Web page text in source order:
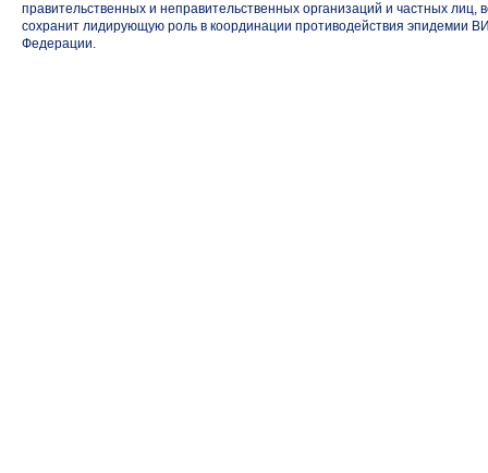
правительственных и неправительственных организаций и частных лиц,
сохранит лидирующую роль в координации противодействия эпидемии
Федерации.